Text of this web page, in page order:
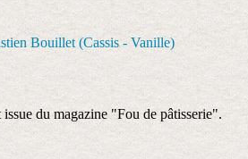
du magazine "Fou de pâtisserie".